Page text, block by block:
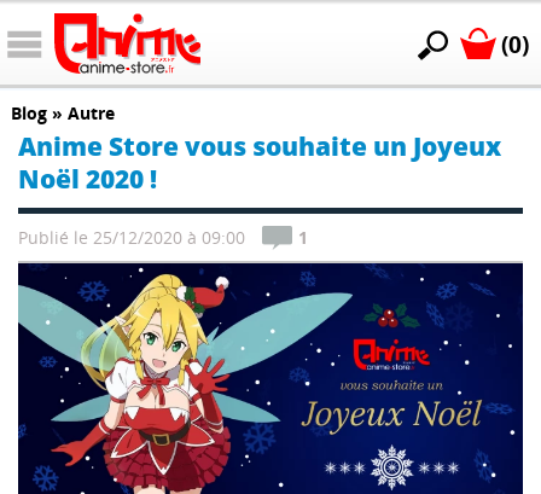
(0)
Blog » Autre
Anime Store vous souhaite un Joyeux
Noël 2020 !
Publié le 25/12/2020 à 09:00 1